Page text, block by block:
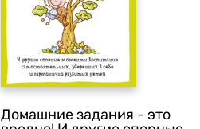
Домашние задания - это